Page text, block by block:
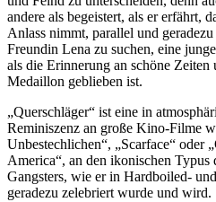
andere als begeistert, als er erfährt,
Anlass nimmt, parallel und
Freundin Lena zu suchen, eine
als die Erinnerung an schöne
Medaillon geblieben ist.
„Querschläger“ ist eine in
Reminiszenz an große Kino-Filme
Unbestechlichen“, „Scarface“ oder
America“, an den ikonischen Typus
Gangsters, wie er in Hardboiled-
geradezu zelebriert wurde und wird.